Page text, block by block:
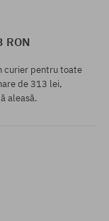
RON
curier pentru toate
de 313 lei,
aleasă.